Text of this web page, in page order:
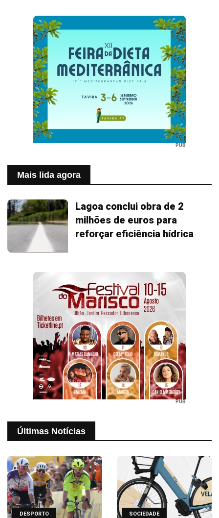
PUB
Mais lida agora
Lagoa conclui obra de 2
milhões de euros para
reforçar eficiência hídrica
PUB
Últimas Notícias
DESPORTO SOCIEDADE